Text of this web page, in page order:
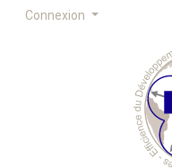
Connexion